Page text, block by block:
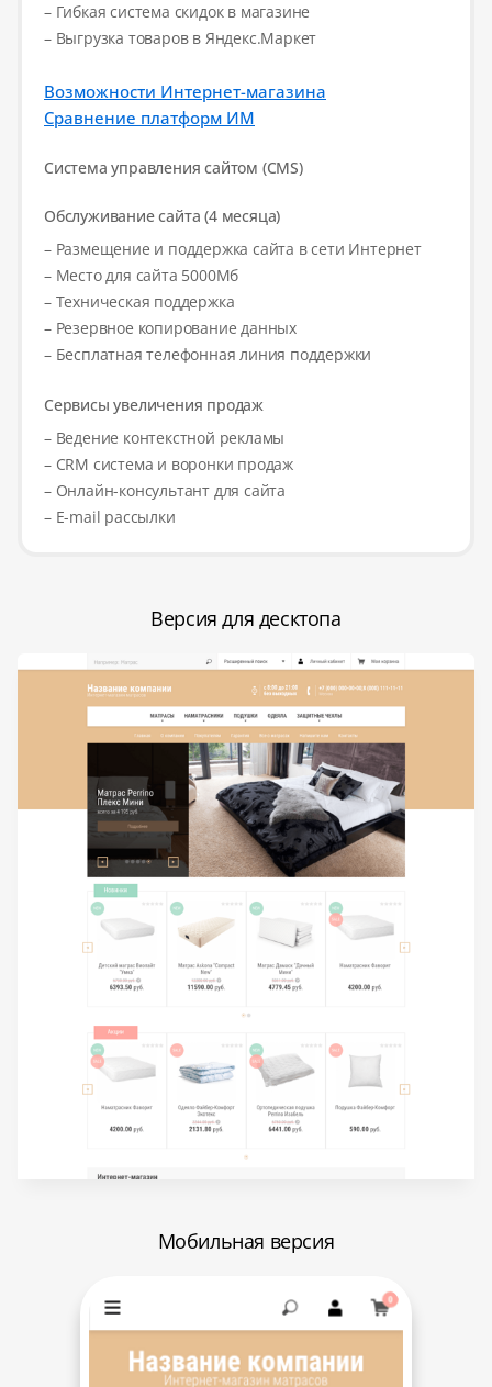
– Гибкая система скидок в магазине
– Выгрузка товаров в Яндекс.Маркет
Возможности Интернет-магазина
Сравнение платформ ИМ
Система управления сайтом (CMS)
Обслуживание сайта (4 месяца)
– Размещение и поддержка сайта в сети Интернет
– Место для сайта 5000Мб
– Техническая поддержка
– Резервное копирование данных
– Бесплатная телефонная линия поддержки
Сервисы увеличения продаж
– Ведение контекстной рекламы
– CRM система и воронки продаж
– Онлайн-консультант для сайта
– E-mail рассылки
Версия для десктопа
Мобильная версия